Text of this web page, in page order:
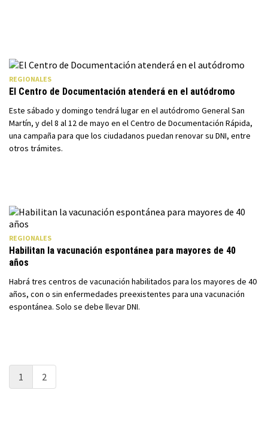
REGIONALES
El Centro de Documentación atenderá en el autódromo
Este sábado y domingo tendrá lugar en el autódromo General San
Martín, y del 8 al 12 de mayo en el Centro de Documentación Rápida,
una campaña para que los ciudadanos puedan renovar su DNI, entre
otros trámites.
REGIONALES
Habilitan la vacunación espontánea para mayores de 40
años
Habrá tres centros de vacunación habilitados para los mayores de 40
años, con o sin enfermedades preexistentes para una vacunación
espontánea. Solo se debe llevar DNI.
1 2